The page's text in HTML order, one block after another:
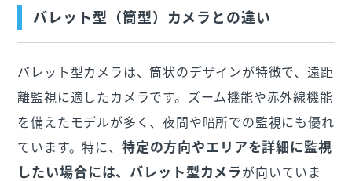
バレット型（筒型）カメラとの違い
バレット型カメラは、筒状のデザインが特徴で、遠距
離監視に適したカメラです。ズーム機能や赤外線機能
を備えたモデルが多く、夜間や暗所での監視にも優れ
ています。特に、 特定の方向やエリアを詳細に監視
したい場合には、バレット型カメラが向いていま